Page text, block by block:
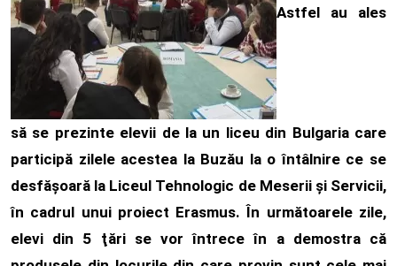
Astfel au ales
să se prezinte elevii de la un liceu din Bulgaria care
participă zilele acestea la Buzău la o întâlnire ce se
desfăşoară la Liceul Tehnologic de Meserii şi Servicii,
în cadrul unui proiect Erasmus. În următoarele zile,
elevi din 5 ţări se vor întrece în a demostra că